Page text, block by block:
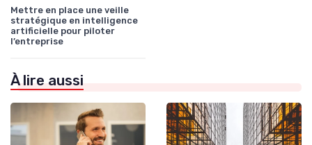
Mettre en place une veille
stratégique en intelligence
artificielle pour piloter
l’entreprise
À lire aussi